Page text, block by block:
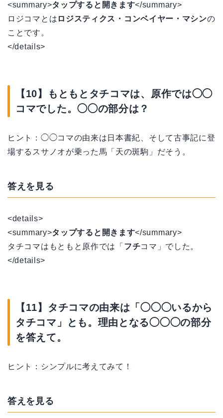
<summary>タップすると開きます</summary>
ロジコマとは ロジスティクス・コンベイヤー・マシンの
ことです。
</details>
【10】もともとタチコマは、原作では◯◯
コマでした。◯◯の部分は？
ヒント：◯◯コマの由来は日本書紀、そして古事記に登
場するスサノオが乗った馬「天の斑駒」だそう。
答えを見る
<details>
<summary>タップすると開きます</summary>
タチコマはもともと原作では「 フチコマ」でした。
</details>
【11】タチコマの由来は「◯◯◯いるから
タチコマ」とも。理由となる◯◯◯の部分
を答えて。
ヒント：シンプルに考えてみて！
答えを見る